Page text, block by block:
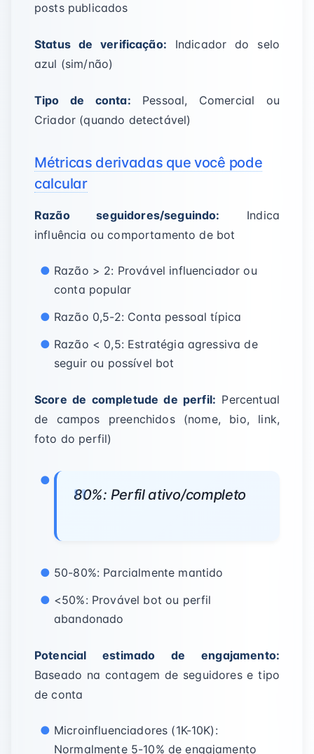
posts publicados
Status de verificação: Indicador do selo
azul (sim/não)
Tipo de conta: Pessoal, Comercial ou
Criador (quando detectável)
Métricas derivadas que você pode
calcular
Razão seguidores/seguindo: Indica
influência ou comportamento de bot
Razão > 2: Provável influenciador ou
conta popular
Razão 0,5-2: Conta pessoal típica
Razão < 0,5: Estratégia agressiva de
seguir ou possível bot
Score de completude de perfil: Percentual
de campos preenchidos (nome, bio, link,
foto do perfil)
80%: Perfil ativo/completo
50-80%: Parcialmente mantido
<50%: Provável bot ou perfil
abandonado
Potencial estimado de engajamento:
Baseado na contagem de seguidores e tipo
de conta
Microinfluenciadores (1K-10K):
Normalmente 5-10% de engajamento